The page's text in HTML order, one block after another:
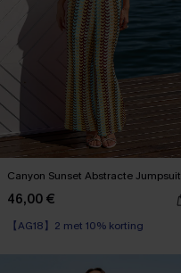
Canyon Sunset Abstracte Jumpsuit
46,00 €
【AG18】2 met 10% korting